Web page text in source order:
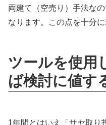
両建て（空売り）手法なの
なります。この点を十分
ツールを使用
ば検討に値す
1年間とはいえ「サヤ取り